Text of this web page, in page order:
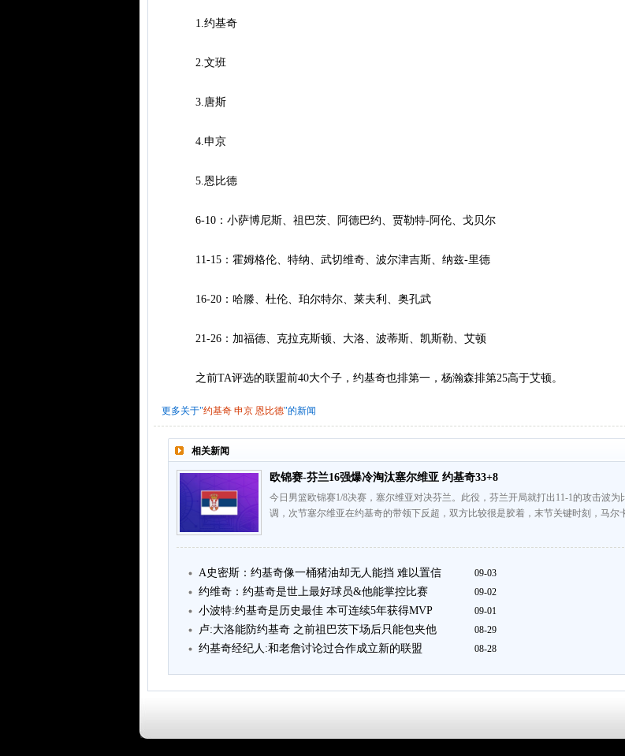
1.约基奇
2.文班
3.唐斯
4.申京
5.恩比德
6-10：小萨博尼斯、祖巴茨、阿德巴约、贾勒特-阿伦、戈贝尔
11-15：霍姆格伦、特纳、武切维奇、波尔津吉斯、纳兹-里德
16-20：哈滕、杜伦、珀尔特尔、莱夫利、奥孔武
21-26：加福德、克拉克斯顿、大洛、波蒂斯、凯斯勒、艾顿
之前TA评选的联盟前40大个子，约基奇也排第一，杨瀚森排第25高于艾顿。
更多关于"约基奇 申京 恩比德"的新闻
相关新闻
欧锦赛-芬兰16强爆冷淘汰塞尔维亚 约基奇33+8
今日男篮欧锦赛1/8决赛，塞尔维亚对决芬兰。此役，芬兰开局就打出11-1的攻击波为
调，次节塞尔维亚在约基奇的带领下反超，双方比较很是胶着，末节关键时刻，马
A史密斯：约基奇像一桶猪油却无人能挡 难以置信 09-03
约维奇：约基奇是世上最好球员&他能掌控比赛 09-02
小波特:约基奇是历史最佳 本可连续5年获得MVP 09-01
卢:大洛能防约基奇 之前祖巴茨下场后只能包夹他 08-29
约基奇经纪人:和老詹讨论过合作成立新的联盟 08-28